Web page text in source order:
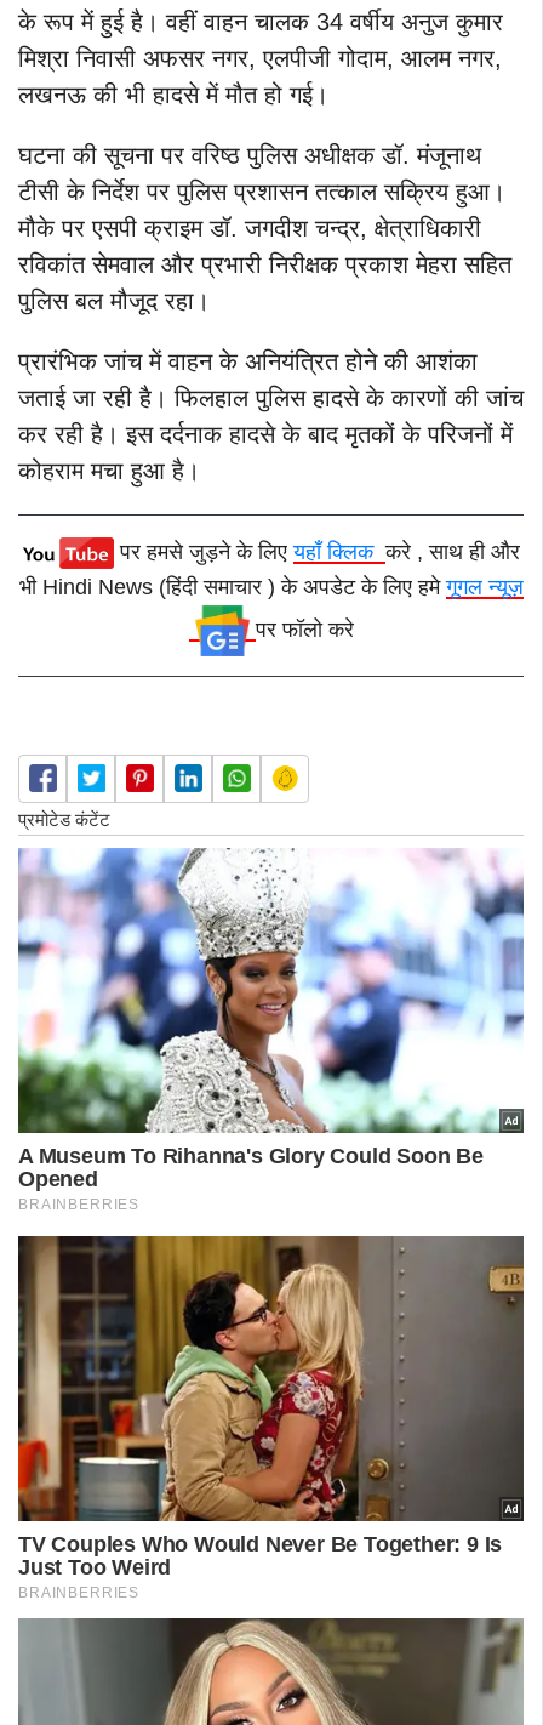
के रूप में हुई है। वहीं वाहन चालक 34 वर्षीय अनुज कुमार
मिश्रा निवासी अफसर नगर, एलपीजी गोदाम, आलम नगर,
लखनऊ की भी हादसे में मौत हो गई।
घटना की सूचना पर वरिष्ठ पुलिस अधीक्षक डॉ. मंजूनाथ
टीसी के निर्देश पर पुलिस प्रशासन तत्काल सक्रिय हुआ।
मौके पर एसपी क्राइम डॉ. जगदीश चन्द्र, क्षेत्राधिकारी
रविकांत सेमवाल और प्रभारी निरीक्षक प्रकाश मेहरा सहित
पुलिस बल मौजूद रहा।
प्रारंभिक जांच में वाहन के अनियंत्रित होने की आशंका
जताई जा रही है। फिलहाल पुलिस हादसे के कारणों की जांच
कर रही है। इस दर्दनाक हादसे के बाद मृतकों के परिजनों में
कोहराम मचा हुआ है।
पर हमसे जुड़ने के लिएयहाँ क्लिककरे , साथ ही और
भी Hindi News (हिंदी समाचार ) के अपडेट के लिए हमेगूगल न्यूज़
पर फॉलो करे